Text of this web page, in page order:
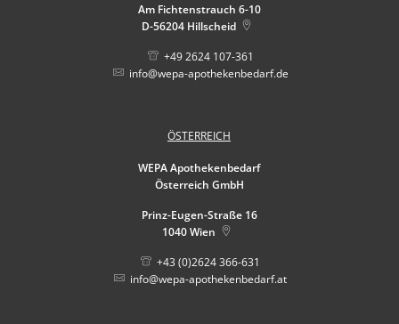
Am Fichtenstrauch 6-10
D-56204 Hillscheid
+49 2624 107-361
info@wepa-apothekenbedarf.de
ÖSTERREICH
WEPA Apothekenbedarf
Österreich GmbH
Prinz-Eugen-Straße 16
1040 Wien
+43 (0)2624 366-631
info@wepa-apothekenbedarf.at